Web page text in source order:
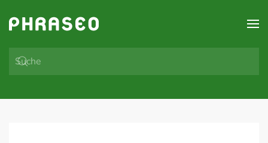
Zum Hauptinhalt springen